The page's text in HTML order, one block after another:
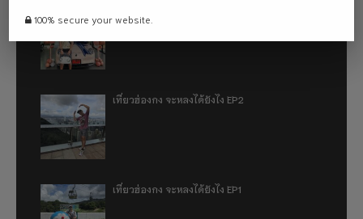
500km
เที่ยวฮ่องกง จะหลงได้ยังไง EP2
เที่ยวฮ่องกง จะหลงได้ยังไง EP1
100% secure your website.